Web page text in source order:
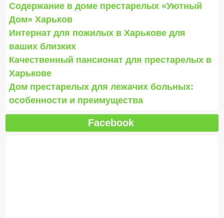
Содержание в доме престарелых «Уютный
Дом» Харьков
Интернат для пожилых в Харькове для
ваших близких
Качественный пансионат для престарелых в
Харькове
Дом престарелых для лежачих больных:
особенности и преимущества
Facebook